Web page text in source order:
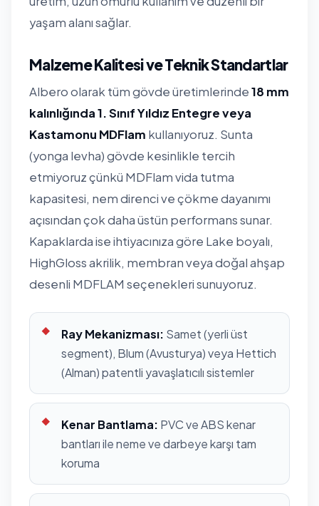
yaşam alanı sağlar.
Malzeme Kalitesi ve Teknik Standartlar
Albero olarak tüm gövde üretimlerinde18 mm
kalınlığında 1. Sınıf Yıldız Entegre veya
Kastamonu MDFlam kullanıyoruz. Sunta
(yonga levha) gövde kesinlikle tercih
etmiyoruz çünkü MDFlam vida tutma
kapasitesi, nem direnci ve çökme dayanımı
açısından çok daha üstün performans sunar.
Kapaklarda ise ihtiyacınıza göre Lake boyalı,
HighGloss akrilik, membran veya doğal ahşap
desenli MDFLAM seçenekleri sunuyoruz.
Ray Mekanizması: Samet (yerli üst
segment), Blum (Avusturya) veya Hettich
(Alman) patentli yavaşlatıcılı sistemler
Kenar Bantlama: PVC ve ABS kenar
bantları ile neme ve darbeye karşı tam
koruma